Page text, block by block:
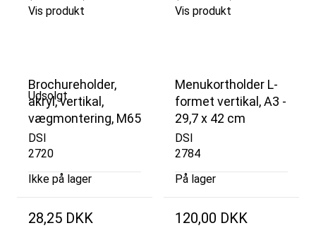
Vis produkt
Vis produkt
Udsolgt
Brochureholder,
akryl, vertikal,
vægmontering, M65
DSI
2720
Ikke på lager
28,25 DKK
Menukortholder L-
formet vertikal, A3 -
29,7 x 42 cm
DSI
2784
På lager
120,00 DKK